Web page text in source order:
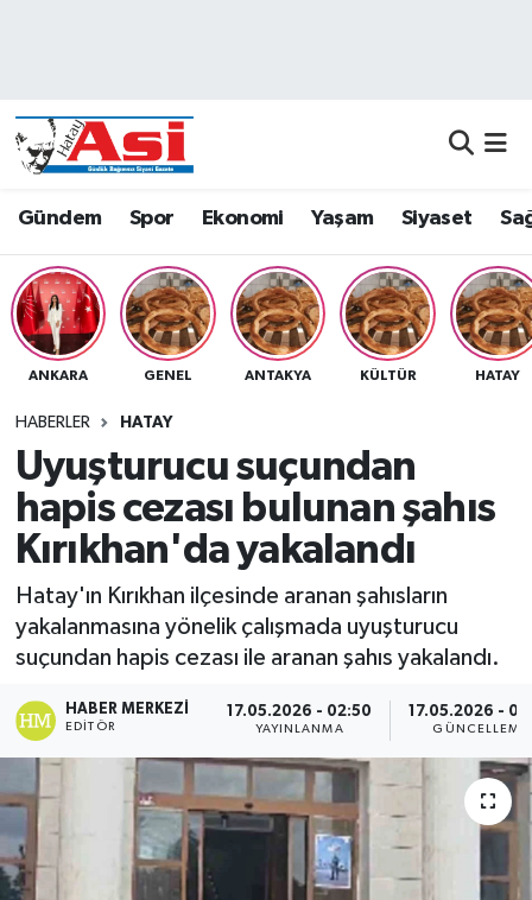
Gündem Spor Ekonomi Yaşam Siyaset
ANKARA GENEL ANTAKYA KÜLTÜR HATAY
HABERLER HATAY
Uyuşturucu suçundan
hapis cezası bulunan şahıs
Kırıkhan'da yakalandı
Hatay'ın Kırıkhan ilçesinde aranan şahısların
yakalanmasına yönelik çalışmada uyuşturucu
suçundan hapis cezası ile aranan şahıs yakalandı.
HABER MERKEZI
EDITÖR
17.05.2026 - 02:50
YAYINLANMA
17.05.2026 -
GÜNCELLEME
Dünya
Eğitim
Ekonomi
Gündem
Sağlık
Siyaset
Teknoloji
Hava Durumu
Namaz Vakitleri
Trafik Durumu
Süper Lig Puan Durumu ve Fikstür
Son Dakika Haberleri
Haber Arşivi